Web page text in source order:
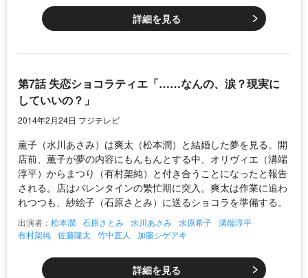
詳細を見る
第7話 失恋ショコラティエ「……なんの、涙？現実に
していいの？」
2014年2月24日 フジテレビ
薫子（水川あさみ）は爽太（松本潤）と結婚した夢を見る。開
店前、薫子が夢の内容にもんもんとする中、オリヴィエ（溝端
淳平）からまつり（有村架純）と付き合うことになったと報告
される。店はバレンタインの繁忙期に突入。爽太は作業に追わ
れつつも、紗絵子（石原さとみ）に送るショコラを準備する。
出演者： 松本潤 石原さとみ 水川あさみ 水原希子 溝端淳平
有村架純 佐藤隆太 竹中直人 加藤シゲアキ
詳細を見る